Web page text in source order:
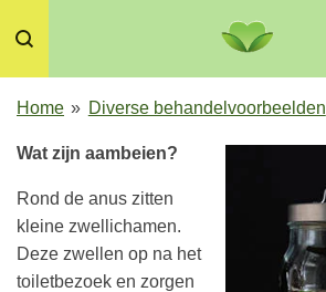
direct
naar
de
Home » Diverse behandelvoorbeelden
Wat zijn aambeien?
Rond de anus zitten
kleine zwellichamen.
Deze zwellen op na het
toiletbezoek en zorgen